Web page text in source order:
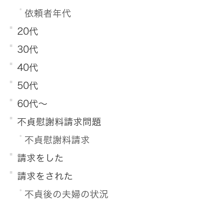
依頼者年代
20代
30代
40代
50代
60代～
不貞慰謝料請求問題
不貞慰謝料請求
請求をした
請求をされた
不貞後の夫婦の状況